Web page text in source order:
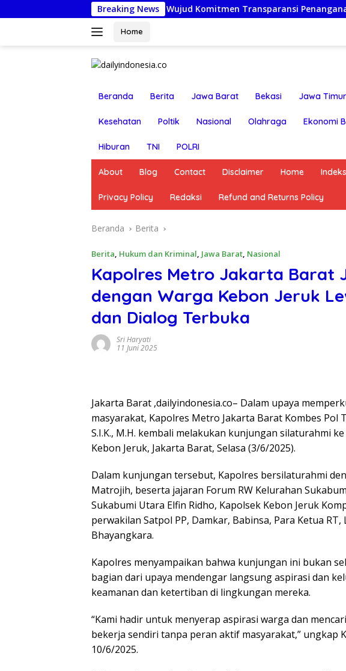
ke
Breaking News
Reskrim Polsek Beji, Wujud Komitmen Transparansi Penanganan Dugaan
Home
Beranda Berita Jawa Barat Bekasi Jawa Timur
Kesehatan Poltik Nasional Olahraga Ekonomi
Hiburan TNI POLRI
About Blog Contact Disclaimer Home Indeks
Privacy Policy Redaksi Refund and Returns Policy
Beranda Berita
Berita, Hukum dan Kriminal, Jawa Barat, Nasional
Kapolres Metro Jakarta Barat
dengan Warga Kebon Jeruk
dan Dialog Terbuka
Sri Haryati
11 Juni 2025
Jakarta Barat ,dailyindonesia.co– Dalam upaya
masyarakat, Kapolres Metro Jakarta Barat Kombes Pol
S.I.K., M.H. kembali melakukan kunjungan silaturahmi
Kebon Jeruk, Jakarta Barat, Selasa (3/6/2025).
Dalam kunjungan tersebut, Kapolres bersilaturahmi
Matrojih, beserta jajaran Forum RW Kelurahan
Sukabumi Utara Elfin Ridho, Kapolsek Kebon Jeruk
perwakilan Satpol PP, Damkar, Babinsa, Para Ketua
Bhayangkara.
Kapolres menyampaikan bahwa kunjungan ini bukan
bagian dari upaya mendengar langsung aspirasi dan
keamanan dan ketertiban di lingkungan mereka.
“Kami hadir untuk menyerap aspirasi warga dan
bekerja sendiri tanpa peran aktif masyarakat,” ungkap
10/6/2025.